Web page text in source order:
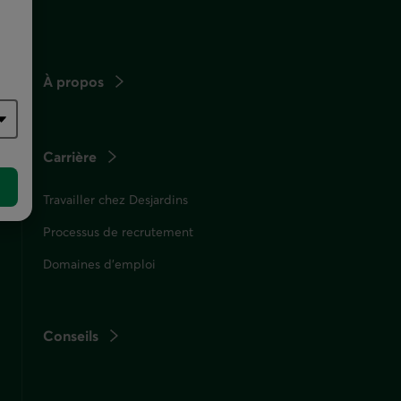
À propos
Carrière
Travailler chez Desjardins
Processus de recrutement
Domaines d'emploi
Conseils